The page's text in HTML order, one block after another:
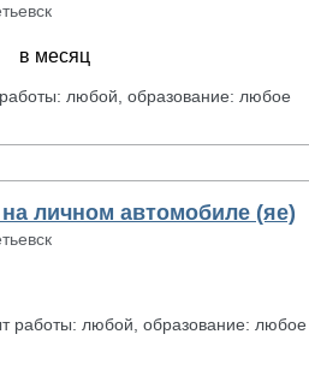
в месяц
любой, образование: любое
личном автомобиле (яе)
работы: любой, образование: любое